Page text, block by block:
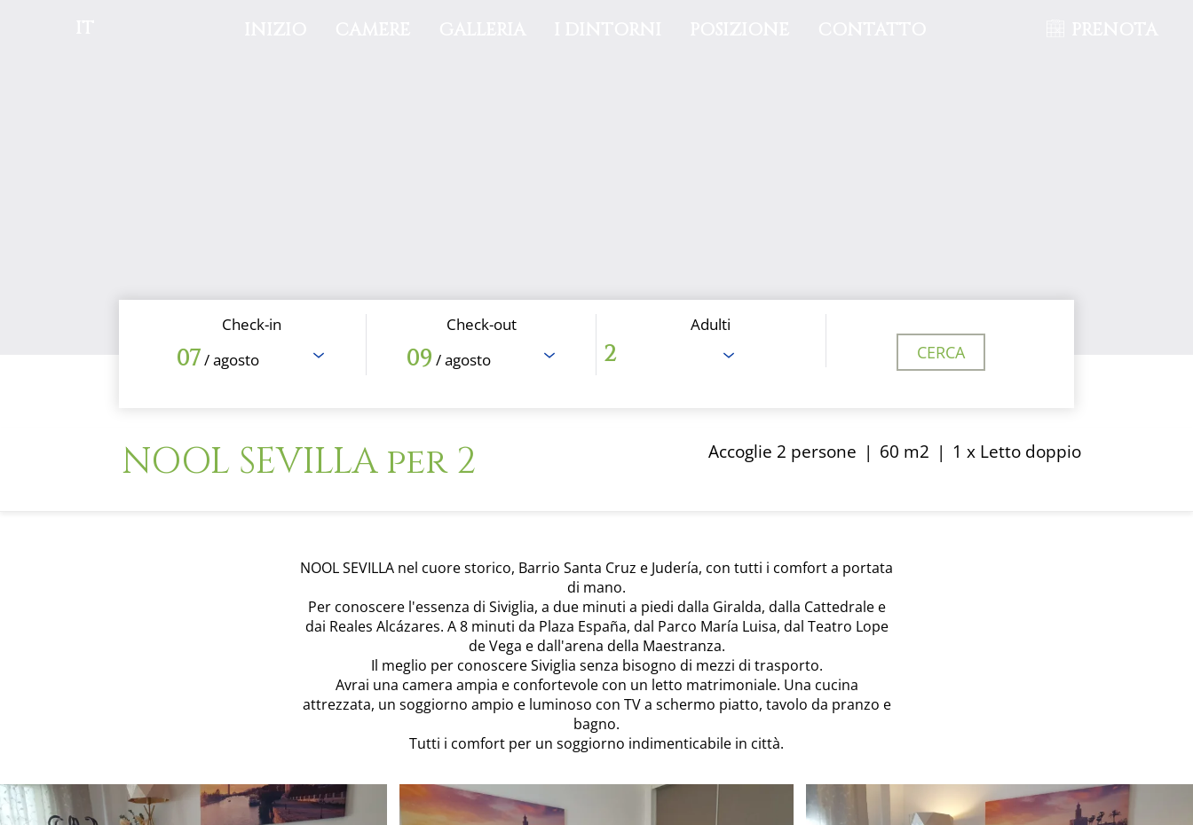
Check-in
07/ agosto
Check-out
09 / agosto
Adulti
CERCA
NOOL SEVILLA per 2 Accoglie 2 persone | 60 m2 | 1 x Letto doppio
NOOL SEVILLA nel cuore storico, Barrio Santa Cruz e Judería, con tutti i comfort a portata
di mano.
Per conoscere l'essenza di Siviglia, a due minuti a piedi dalla Giralda, dalla Cattedrale e
dai Reales Alcázares. A 8 minuti da Plaza España, dal Parco María Luisa, dal Teatro Lope
de Vega e dall'arena della Maestranza.
Il meglio per conoscere Siviglia senza bisogno di mezzi di trasporto.
Avrai una camera ampia e confortevole con un letto matrimoniale. Una cucina
attrezzata, un soggiorno ampio e luminoso con TV a schermo piatto, tavolo da pranzo e
bagno.
Tutti i comfort per un soggiorno indimenticabile in città.